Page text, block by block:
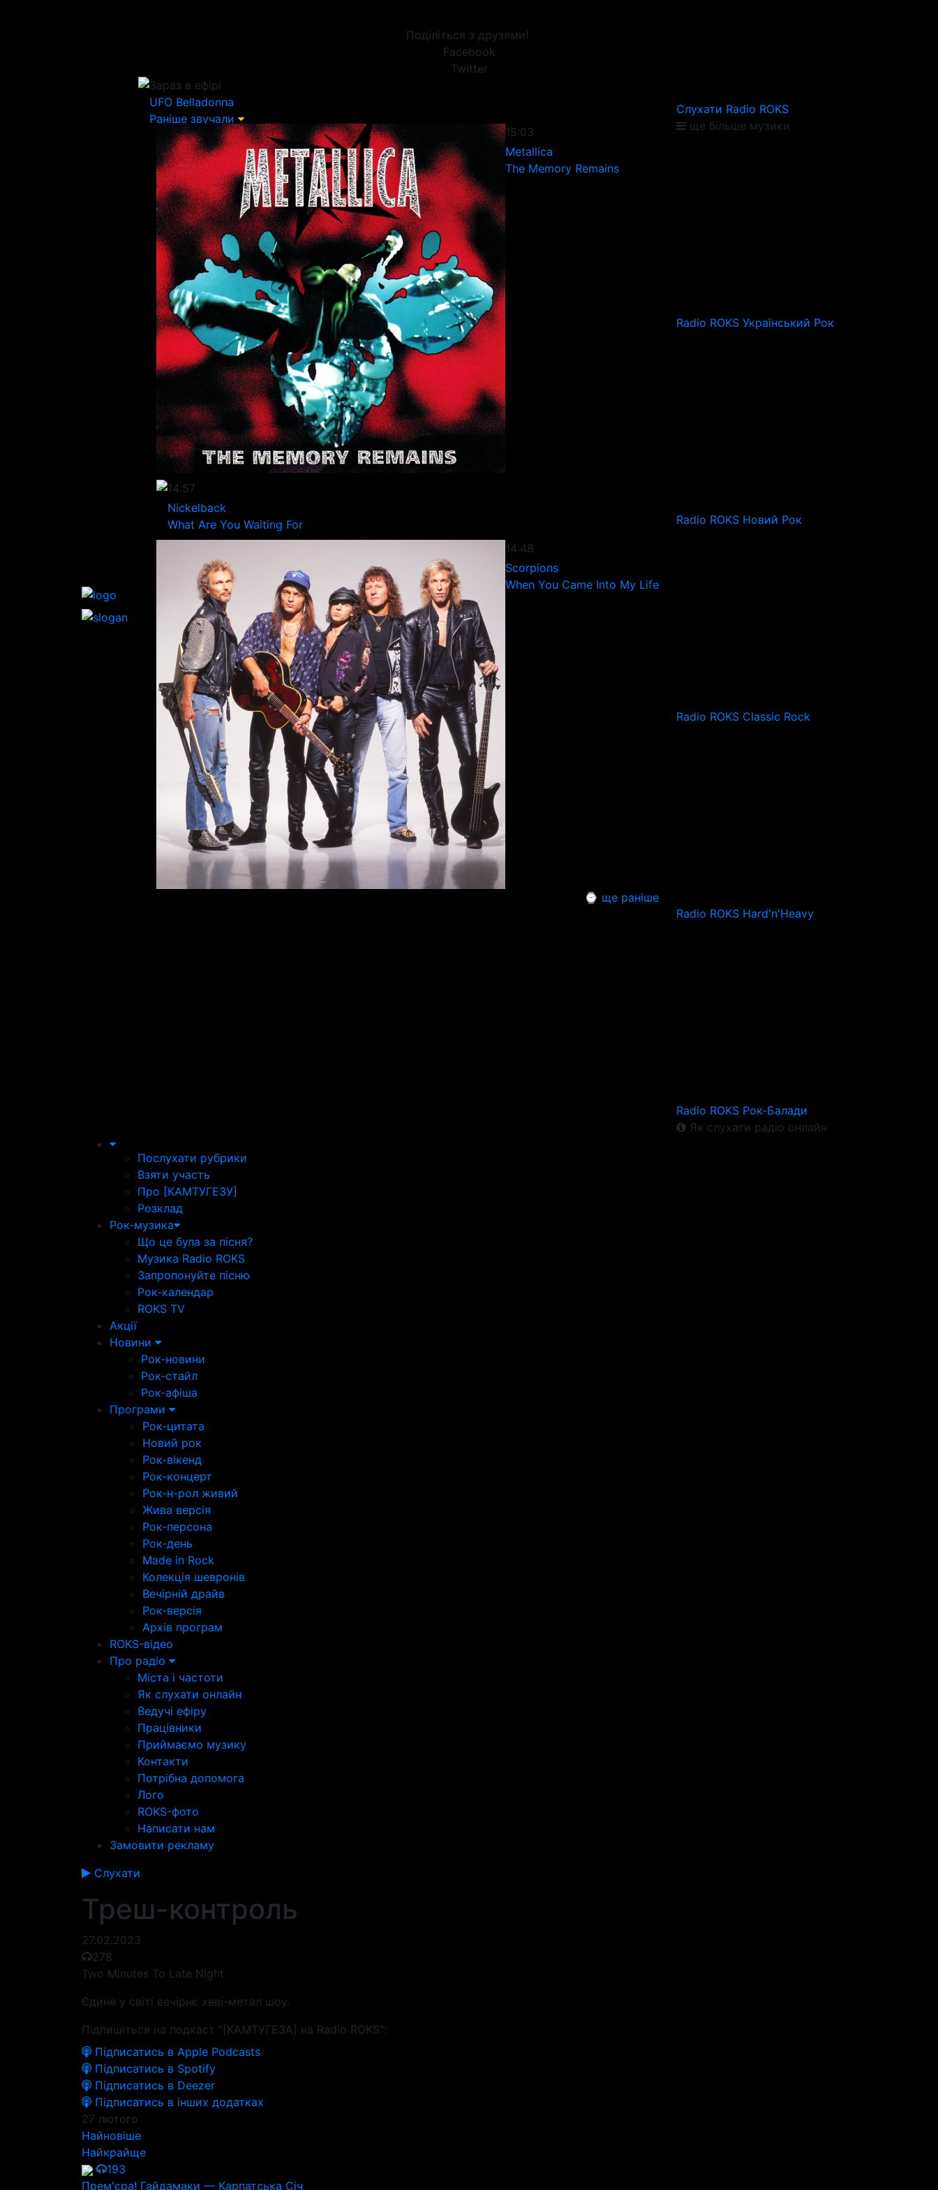
Поділіться з друзями!
Facebook
Twitter
Зараз в ефірі
UFO Belladonna
Раніше звучали
15:03
Metallica
The Memory Remains
14:57
Nickelback
What Are You Waiting For
14:48
Scorpions
When You Came Into My Life
⌚ ще раніше
Слухати Radio ROKS
ще більше музики
Radio ROKS Український Рок
Radio ROKS Новий Рок
Radio ROKS Classic Rock
Radio ROKS Hard'n'Heavy
Radio ROKS Рок-Балади
Як слухати радіо онлайн
Послухати рубрики
Взяти участь
Про [КАМТУГЕЗУ]
Розклад
Рок-музика
Що це була за пісня?
Музика Radio ROKS
Запропонуйте пісню
Рок-календар
ROKS TV
Акції
Новини
Рок-новини
Рок-стайл
Рок-афіша
Програми
Рок-цитата
Новий рок
Рок-вікенд
Рок-концерт
Рок-н-рол живий
Жива версія
Рок-персона
Рок-день
Made in Rock
Колекція шевронів
Вечірній драйв
Рок-версія
Архів програм
ROKS-відео
Про радіо
Міста і частоти
Як слухати онлайн
Ведучі ефіру
Працівники
Приймаємо музику
Контакти
Потрібна допомога
Лого
ROKS-фото
Написати нам
Замовити рекламу
Слухати
Треш-контроль
27.02.2023
278
Two Minutes To Late Night
Єдине у світі вечірнє хеві-метал шоу.
Підпишіться на подкаст "[КАМТУГЕЗА] на Radio ROKS":
Підписатись в Apple Podcasts
Підписатись в Spotify
Підписатись в Deezer
Підписатись в інших додатках
27 лютого
Найновіше
Найкрайще
193
Прем'єра! Гайдамаки — Карпатська Січ